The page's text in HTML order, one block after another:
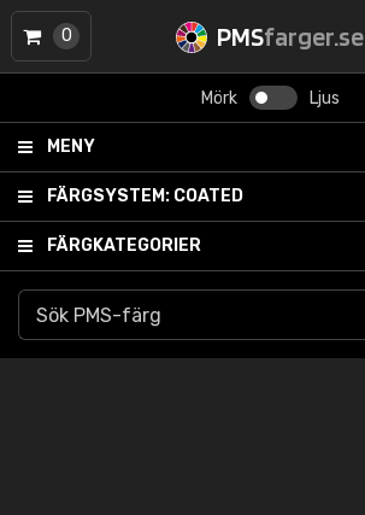
PMSfarger.se
Mörk Ljus
MENY
FÄRGSYSTEM: COATED
FÄRGKATEGORIER
0